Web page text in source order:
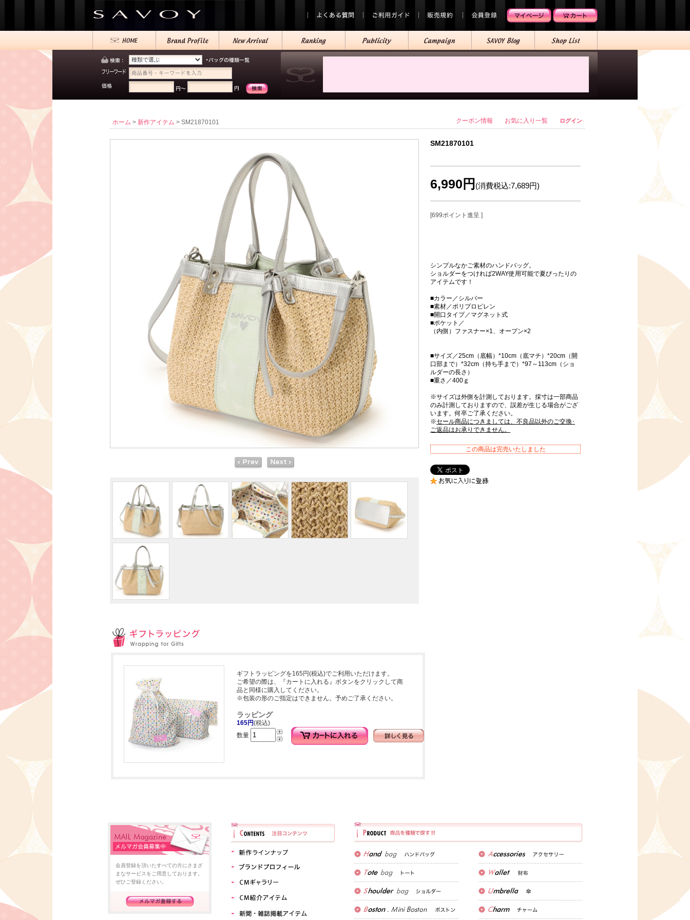
クーポン情報 お気に入り一覧 ログイン
ホーム > 新作アイテム > SM21870101
SM21870101
シンプルなかご素材のハンドバッグ。
ショルダーをつければ2WAY使用可能で夏ぴったりの
アイテムです！
■カラー／シルバー
■素材／ポリプロピレン
■開口タイプ／マグネット式
■ポケット／
（内側）ファスナー×1、オープン×2
■サイズ／25cm（底幅）*10cm（底マチ）*20cm（開
口部まで）*32cm（持ち手まで）*97～113cm（ショ
ルダーの長さ）
■重さ／400ｇ
※サイズは外側を計測しております。採寸は一部商品
のみ計測しておりますので、誤差が生じる場合がござ
います。何卒ご了承ください。
※セール商品につきましては、不良品以外のご交換･
ご返品はお承りできません。
6,990円 (消費税込:7,689円)
[699ポイント進呈 ]
この商品は完売いたしました
ギフトラッピングを165円(税込)でご利用いただけます。
ご希望の際は、『カートに入れる』ボタンをクリックして商
品と同様に購入してください。
※包装の形のご指定はできません。予めご了承ください。
ラッピング
165円(税込)
数量
会員登録を頂いたすべての方にさまざ
まなサービスをご用意しております。
ぜひご登録ください。